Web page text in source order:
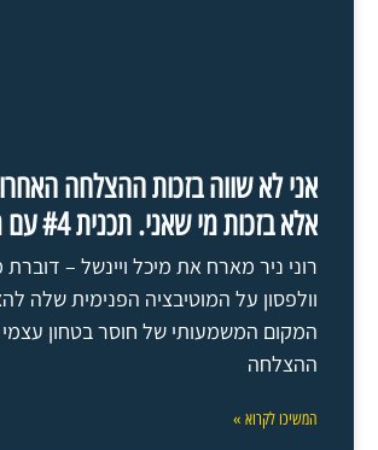
אני לא שווה בזכות ההצלחה
אלא בזכות מי שאני. תכנית #4 עם מיכל ויינשל
רוני ניר מארח את מיכל ויינשל – דוברת
וולפסון על המוטיבציה הפנימית שלה
המקום המשמעותי של חוסר בטחון
ההצלחה
המשיכו לקרוא »